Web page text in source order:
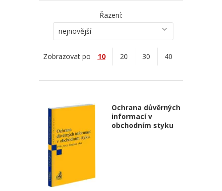
Řazení:
nejnovější
Zobrazovat po 10 20 30 40
Ochrana důvěrných
informací v
obchodním styku